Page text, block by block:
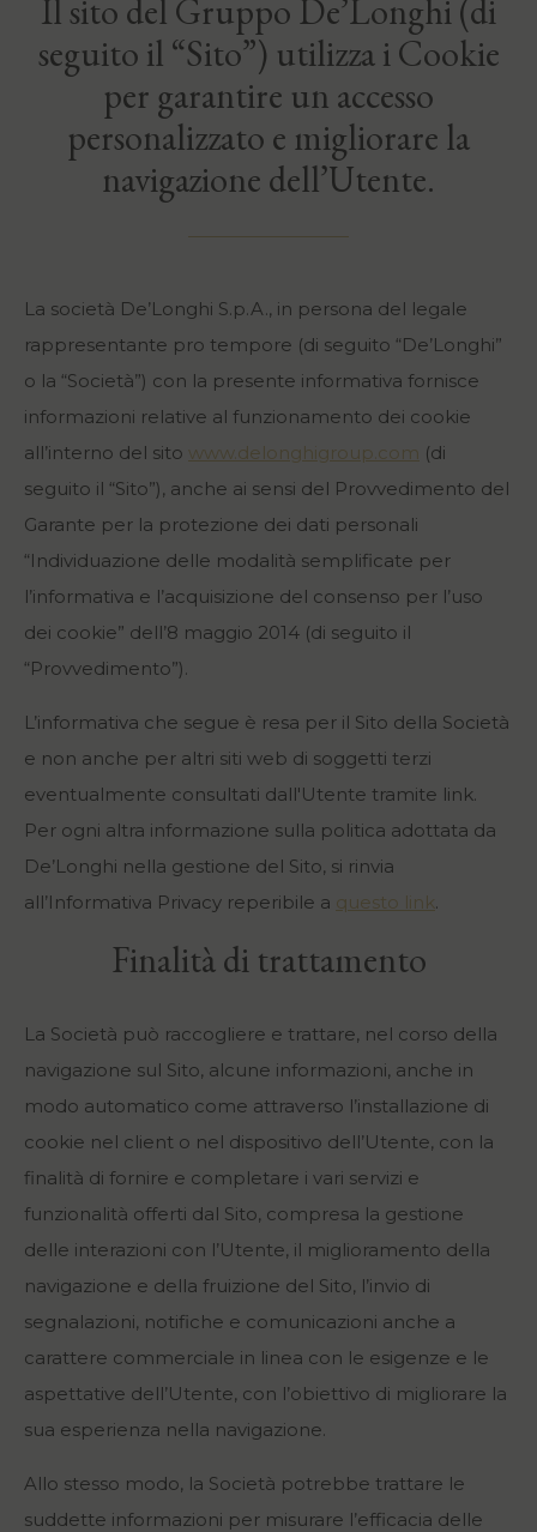
Il sito del Gruppo De’Longhi (di
seguito il “Sito”) utilizza i Cookie
per garantire un accesso
personalizzato e migliorare la
navigazione dell’Utente.
La società De’Longhi S.p.A., in persona del legale
rappresentante pro tempore (di seguito “De’Longhi”
o la “Società”) con la presente informativa fornisce
informazioni relative al funzionamento dei cookie
all’interno del sito www.delonghigroup.com (di
seguito il “Sito”), anche ai sensi del Provvedimento del
Garante per la protezione dei dati personali
“Individuazione delle modalità semplificate per
l’informativa e l’acquisizione del consenso per l’uso
dei cookie” dell’8 maggio 2014 (di seguito il
“Provvedimento”).
L’informativa che segue è resa per il Sito della Società
e non anche per altri siti web di soggetti terzi
eventualmente consultati dall'Utente tramite link.
Per ogni altra informazione sulla politica adottata da
De’Longhi nella gestione del Sito, si rinvia
all’Informativa Privacy reperibile a questo link.
Finalità di trattamento
La Società può raccogliere e trattare, nel corso della
navigazione sul Sito, alcune informazioni, anche in
modo automatico come attraverso l’installazione di
cookie nel client o nel dispositivo dell’Utente, con la
finalità di fornire e completare i vari servizi e
funzionalità offerti dal Sito, compresa la gestione
delle interazioni con l’Utente, il miglioramento della
navigazione e della fruizione del Sito, l’invio di
segnalazioni, notifiche e comunicazioni anche a
carattere commerciale in linea con le esigenze e le
aspettative dell’Utente, con l’obiettivo di migliorare la
sua esperienza nella navigazione.
Allo stesso modo, la Società potrebbe trattare le
suddette informazioni per misurare l’efficacia delle